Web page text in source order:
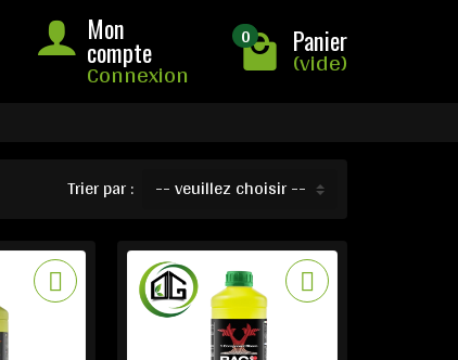
Mon
compte
Connexion
0 Panier
(vide)
Trier par : -- veuillez choisir --